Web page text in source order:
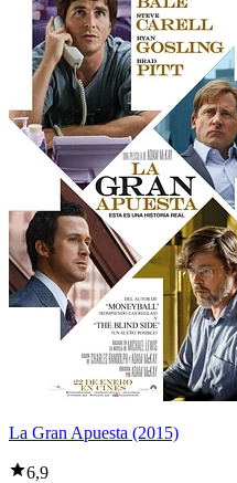
La Gran Apuesta (2015)
6,9